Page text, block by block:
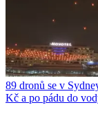
89 dronů se v
Kč a po pádu do